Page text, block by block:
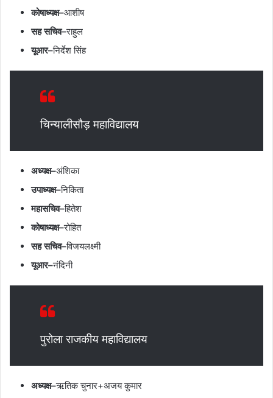
कोषाध्यक्ष–आशीष
सह सचिव–राहुल
यूआर–निर्देश सिंह
चिन्यालीसौड़ महाविद्यालय
अध्यक्ष–अंशिका
उपाध्यक्ष–निकिता
महासचिव–हितेश
कोषाध्यक्ष–रोहित
सह सचिव–विजयलक्ष्मी
यूआर–नंदिनी
पुरोला राजकीय महाविद्यालय
अध्यक्ष–ऋतिक चुनार+अजय कुमार